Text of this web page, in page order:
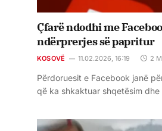
Çfarë ndodhi me
ndërprerjes së papritur
KOSOVË 11.02.2026, 16:19 2
Përdoruesit e Facebook janë
që ka shkaktuar shqetësim